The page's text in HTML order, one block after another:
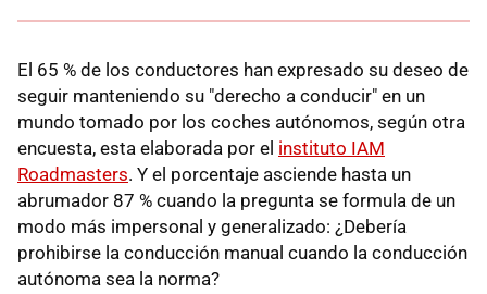
El 65 % de los conductores han expresado su deseo de
seguir manteniendo su "derecho a conducir" en un
mundo tomado por los coches autónomos, según otra
encuesta, esta elaborada por el instituto IAM
Roadmasters. Y el porcentaje asciende hasta un
abrumador 87 % cuando la pregunta se formula de un
modo más impersonal y generalizado: ¿Debería
prohibirse la conducción manual cuando la conducción
autónoma sea la norma?